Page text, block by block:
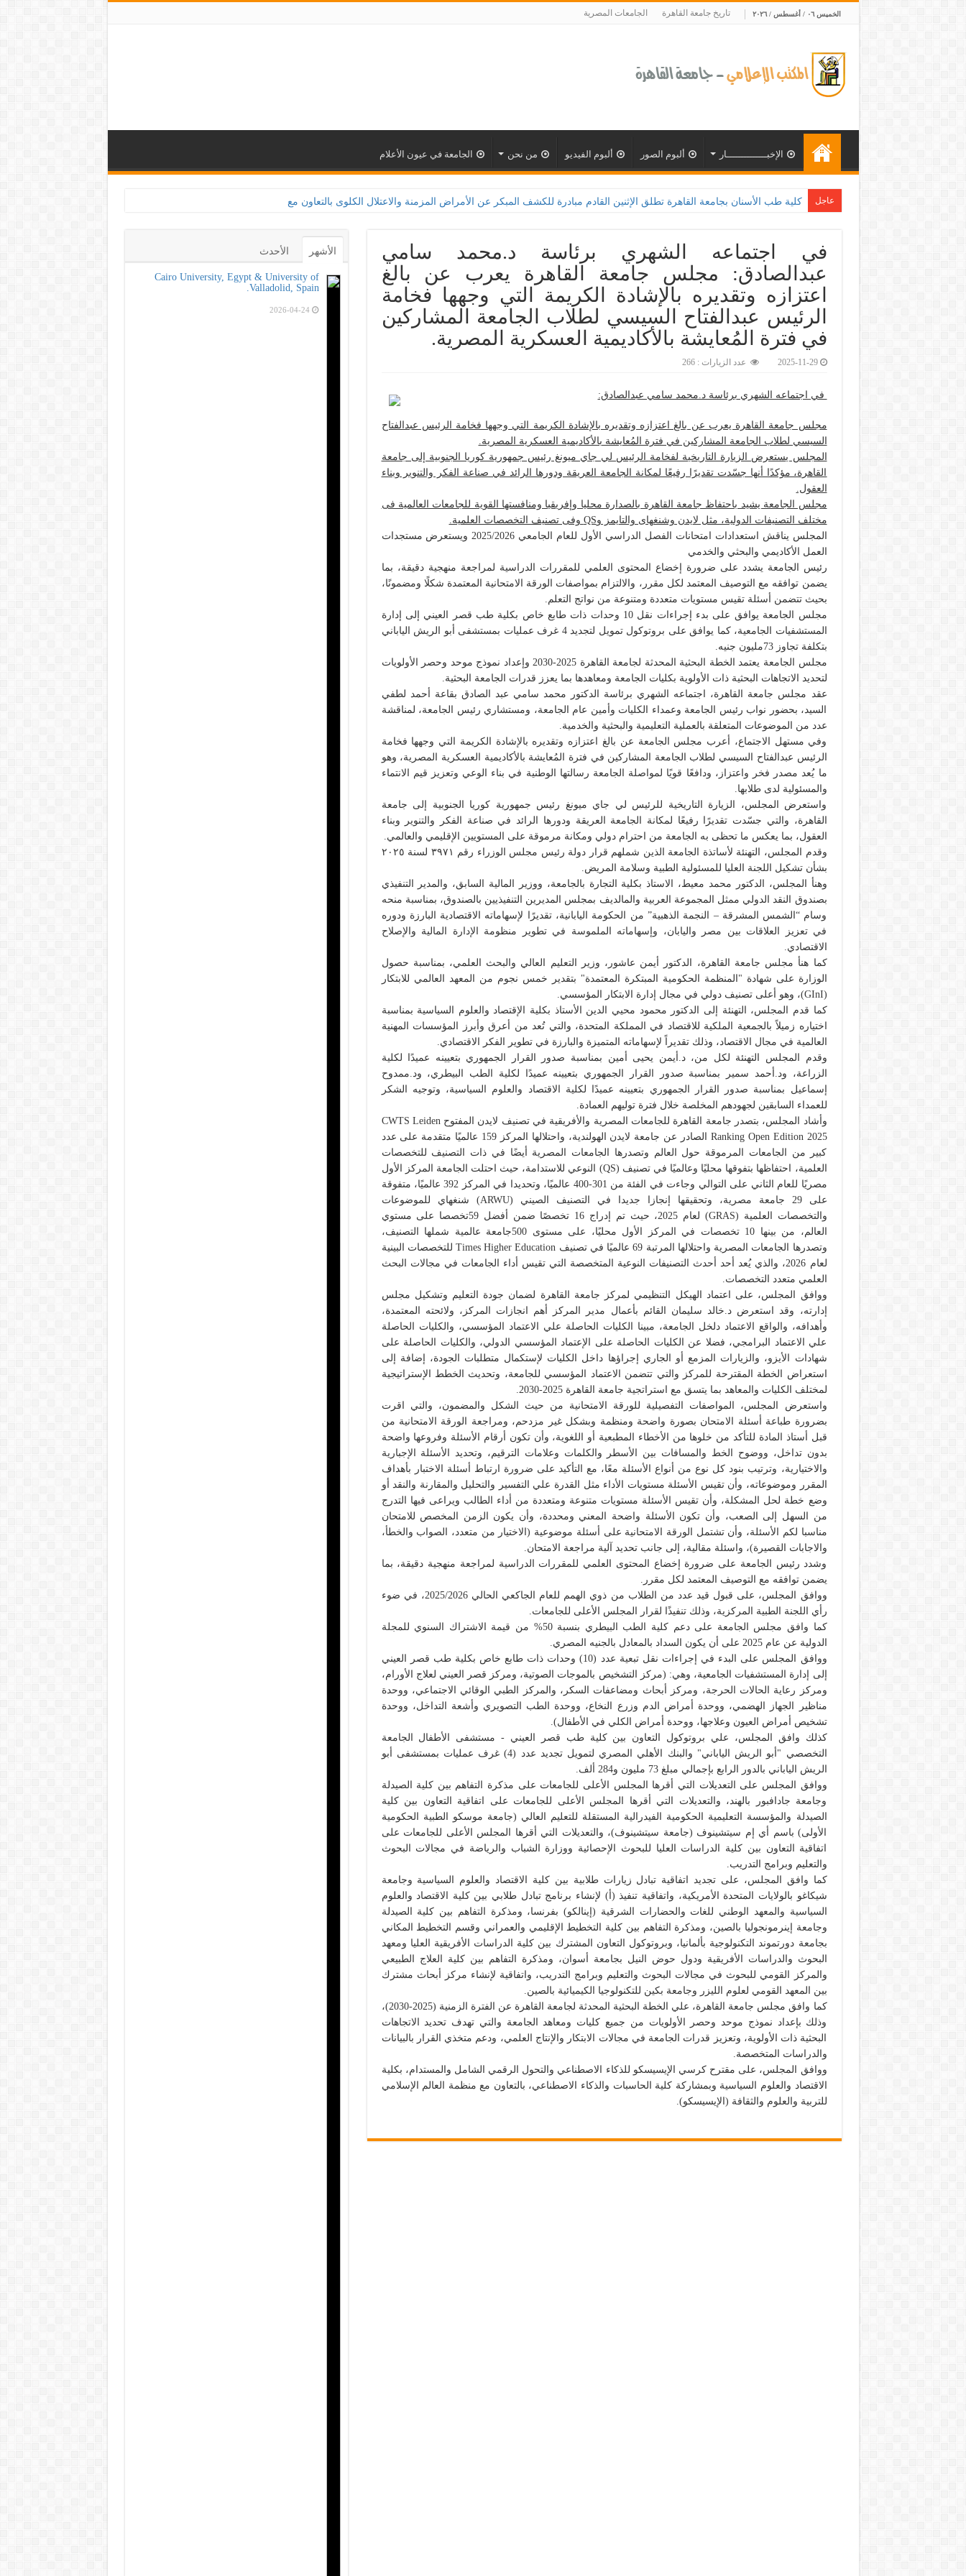
الخميس ٠٦ / أغسطس / ٢٠٢٦ تاريخ جامعة القاهرة الجامعات المصرية
الإخبــــــــــــــار ألبوم الصور ألبوم الفيديو من نحن الجامعة في عيون الأعلام
عاجل جامع
في اجتماعه الشهري برئاسة د.محمد سامي
عبدالصادق: مجلس جامعة القاهرة يعرب عن بالغ
اعتزازه وتقديره بالإشادة الكريمة التي وجهها فخامة
الرئيس عبدالفتاح السيسي لطلاب الجامعة المشاركين
في فترة المُعايشة بالأكاديمية العسكرية المصرية.‎
2025-11-29 عدد الزيارات : 266
في اجتماعه الشهري برئاسة د.محمد سامي عبدالصادق:
مجلس جامعة القاهرة يعرب عن بالغ اعتزازه وتقديره بالإشادة الكريمة التي وجهها فخامة الرئيس عبدالفتاح
السيسي لطلاب الجامعة المشاركين في فترة المُعايشة بالأكاديمية العسكرية المصرية.
المجلس يستعرض الزيارة التاريخية لفخامة الرئيس لي جاي ميونغ رئيس جمهورية كوريا الجنوبية إلى جامعة
القاهرة، مؤكدًا أنها جسّدت تقديرًا رفيعًا لمكانة الجامعة العريقة ودورها الرائد في صناعة الفكر والتنوير وبناء
العقول.
مجلس الجامعة يشيد باحتفاظ جامعة القاهرة بالصدارة محليا وإفريقيا ومنافستها القوية للجامعات العالمية فى
مختلف التصنيفات الدولية، مثل لايدن وشنغهاى والتايمز وQS وفى تصنيف التخصصات العلمية.
المجلس يناقش استعدادات امتحانات الفصل الدراسي الأول للعام الجامعي 2025/2026 ويستعرض مستجدات
العمل الأكاديمي والبحثي والخدمي
رئيس الجامعة يشدد على ضرورة إخضاع المحتوى العلمي للمقررات الدراسية لمراجعة منهجية دقيقة، بما
يضمن توافقه مع التوصيف المعتمد لكل مقرر، والالتزام بمواصفات الورقة الامتحانية المعتمدة شكلًا ومضمونًا،
بحيث تتضمن أسئلة تقيس مستويات متعددة ومتنوعة من نواتج التعلم.
مجلس الجامعة يوافق على بدء إجراءات نقل 10 وحدات ذات طابع خاص بكلية طب قصر العيني إلى إدارة
المستشفيات الجامعية، كما يوافق على بروتوكول تمويل لتجديد 4 غرف عمليات بمستشفى أبو الريش الياباني
بتكلفة تجاوز 73مليون جنيه.
مجلس الجامعة يعتمد الخطة البحثية المحدثة لجامعة القاهرة 2025-2030 وإعداد نموذج موحد وحصر الأولويات
لتحديد الاتجاهات البحثية ذات الأولوية بكليات الجامعة ومعاهدها بما يعزز قدرات الجامعة البحثية.
عقد مجلس جامعة القاهرة، اجتماعه الشهري برئاسة الدكتور محمد سامي عبد الصادق بقاعة أحمد لطفي
السيد، بحضور نواب رئيس الجامعة وعمداء الكليات وأمين عام الجامعة، ومستشاري رئيس الجامعة، لمناقشة
عدد من الموضوعات المتعلقة بالعملية التعليمية والبحثية والخدمية.
وفي مستهل الاجتماع، أعرب مجلس الجامعة عن بالغ اعتزازه وتقديره بالإشادة الكريمة التي وجهها فخامة
الرئيس عبدالفتاح السيسي لطلاب الجامعة المشاركين في فترة المُعايشة بالأكاديمية العسكرية المصرية، وهو
ما يُعد مصدر فخر واعتزاز، ودافعًا قويًا لمواصلة الجامعة رسالتها الوطنية في بناء الوعي وتعزيز قيم الانتماء
والمسئولية لدى طلابها.
واستعرض المجلس، الزيارة التاريخية للرئيس لي جاي ميونغ رئيس جمهورية كوريا الجنوبية إلى جامعة
القاهرة، والتي جسّدت تقديرًا رفيعًا لمكانة الجامعة العريقة ودورها الرائد في صناعة الفكر والتنوير وبناء
العقول، بما يعكس ما تحظى به الجامعة من احترام دولي ومكانة مرموقة على المستويين الإقليمي والعالمي.
وقدم المجلس، التهنئة لأساتذة الجامعة الذين شملهم قرار دولة رئيس مجلس الوزراء رقم ٣٩٧١ لسنة ٢٠٢٥
بشأن تشكيل اللجنة العليا للمسئولية الطبية وسلامة المريض.
وهنأ المجلس، الدكتور محمد معيط، الاستاذ بكلية التجارة بالجامعة، ووزير المالية السابق، والمدير التنفيذي
بصندوق النقد الدولي ممثل المجموعة العربية والمالديف بمجلس المديرين التنفيذيين بالصندوق، بمناسبة منحه
وسام “الشمس المشرقة – النجمة الذهبية” من الحكومة اليابانية، تقديرًا لإسهاماته الاقتصادية البارزة ودوره
في تعزيز العلاقات بين مصر واليابان، وإسهاماته الملموسة في تطوير منظومة الإدارة المالية والإصلاح
الاقتصادي.
كما هنأ مجلس جامعة القاهرة، الدكتور أيمن عاشور، وزير التعليم العالي والبحث العلمي، بمناسبة حصول
الوزارة على شهادة "المنظمة الحكومية المبتكرة المعتمدة" بتقدير خمس نجوم من المعهد العالمي للابتكار
(GInI)، وهو أعلى تصنيف دولي في مجال إدارة الابتكار المؤسسي.
كما قدم المجلس، التهنئة إلى الدكتور محمود محيي الدين الأستاذ بكلية الإقتصاد والعلوم السياسية بمناسبة
اختياره زميلاً بالجمعية الملكية للاقتصاد في المملكة المتحدة، والتي تُعد من أعرق وأبرز المؤسسات المهنية
العالمية في مجال الاقتصاد، وذلك تقديراً لإسهاماته المتميزة والبارزة في تطوير الفكر الاقتصادي.
وقدم المجلس التهنئة لكل من، د.أيمن يحيى أمين بمناسبة صدور القرار الجمهوري بتعيينه عميدًا لكلية
الزراعة، ود.أحمد سمير بمناسبة صدور القرار الجمهوري بتعيينه عميدًا لكلية الطب البيطري، ود.ممدوح
إسماعيل بمناسبة صدور القرار الجمهوري بتعيينه عميدًا لكلية الاقتصاد والعلوم السياسية، وتوجيه الشكر
للعمداء السابقين لجهودهم المخلصة خلال فترة توليهم العمادة.
وأشاد المجلس، بتصدر جامعة القاهرة للجامعات المصرية والأفريقية في تصنيف لايدن المفتوح CWTS Leiden
Ranking Open Edition 2025 الصادر عن جامعة لايدن الهولندية، واحتلالها المركز 159 عالميًا متقدمة على عدد
كبير من الجامعات المرموقة حول العالم وتصدرها الجامعات المصرية أيضًا في ذات التصنيف للتخصصات
العلمية، احتفاظها بتفوقها محليًا وعالميًا في تصنيف (QS) النوعي للاستدامة، حيث احتلت الجامعة المركز الأول
مصريًا للعام الثاني على التوالي وجاءت في الفئة من 301-400 عالميًا، وتحديدا في المركز 392 عالميًا، متفوقة
على 29 جامعة مصرية، وتحقيقها إنجازا جديدا في التصنيف الصيني (ARWU) شنغهاي للموضوعات
والتخصصات العلمية (GRAS) لعام 2025، حيث تم إدراج 16 تخصصًا ضمن أفضل 59تخصصا على مستوي
العالم، من بينها 10 تخصصات في المركز الأول محليًا، على مستوى 500جامعة عالمية شملها التصنيف،
وتصدرها الجامعات المصرية واحتلالها المرتبة 69 عالميًا في تصنيف Times Higher Education للتخصصات البينية
لعام 2026، والذي يُعد أحد أحدث التصنيفات النوعية المتخصصة التي تقيس أداء الجامعات في مجالات البحث
العلمي متعدد التخصصات.
ووافق المجلس، على اعتماد الهيكل التنظيمي لمركز جامعة القاهرة لضمان جودة التعليم وتشكيل مجلس
إدارته، وقد استعرض د.خالد سليمان القائم بأعمال مدير المركز أهم انجازات المركز، ولائحته المعتمدة،
وأهدافه، والواقع الاعتماد دلخل الجامعة، مبينا الكليات الحاصلة علي الاعتماد المؤسسي، والكليات الحاصلة
علي الاعتماد البرامجي، فضلا عن الكليات الحاصلة على الإعتماد المؤسسي الدولي، والكليات الحاصلة على
شهادات الأيزو، والزيارات المزمع أو الجاري إجراؤها داخل الكليات لإستكمال متطلبات الجودة، إضافة إلى
استعراض الخطة المقترحة للمركز والتي تتضمن الاعتماد المؤسسي للجامعة، وتحديث الخطط الإستراتيجية
لمختلف الكليات والمعاهد بما يتسق مع استراتجية جامعة القاهرة 2025-2030.
واستعرض المجلس، المواصفات التفصيلية للورقة الامتحانية من حيث الشكل والمضمون، والتي اقرت
بضرورة طباعة أسئلة الامتحان بصورة واضحة ومنظمة وبشكل غير مزدحم، ومراجعة الورقة الامتحانية من
قبل أستاذ المادة للتأكد من خلوها من الأخطاء المطبعية أو اللغوية، وأن تكون أرقام الأسئلة وفروعها واضحة
بدون تداخل، ووضوح الخط والمسافات بين الأسطر والكلمات وعلامات الترقيم، وتحديد الأسئلة الإجبارية
والاختيارية، وترتيب بنود كل نوع من أنواع الأسئلة معًا، مع التأكيد على ضرورة ارتباط أسئلة الاختبار بأهداف
المقرر وموضوعاته، وأن تقيس الأسئلة مستويات الأداء مثل القدرة علي التفسير والتحليل والمقارنة والنقد أو
وضع خطة لحل المشكلة، وأن تقيس الأسئلة مستويات متنوعة ومتعددة من أداء الطالب ويراعى فيها التدرج
من السهل إلى الصعب، وأن تكون الأسئلة واضحة المعني ومحددة، وأن يكون الزمن المخصص للامتحان
مناسبا لكم الأسئلة، وأن تشتمل الورقة الامتحانية على أسئلة موضوعية (الاختيار من متعدد، الصواب والخطأ،
والاجابات القصيرة)، واسئلة مقالية، إلى جانب تحديد آلية مراجعة الامتحان.
وشدد رئيس الجامعة على ضرورة إخضاع المحتوى العلمي للمقررات الدراسية لمراجعة منهجية دقيقة، بما
يضمن توافقه مع التوصيف المعتمد لكل مقرر.
ووافق المجلس، على قبول قيد عدد من الطلاب من ذوي الهمم للعام الجاكعي الحالي 2025/2026، في ضوء
رأي اللجنة الطبية المركزية، وذلك تنفيذًا لقرار المجلس الأعلى للجامعات.
كما وافق مجلس الجامعة على دعم كلية الطب البيطري بنسبة 50% من قيمة الاشتراك السنوي للمجلة
الدولية عن عام 2025 على أن يكون السداد بالمعادل بالجنيه المصري.
ووافق المجلس على البدء في إجراءات نقل تبعية عدد (10) وحدات ذات طابع خاص بكلية طب قصر العيني
إلى إدارة المستشفيات الجامعية، وهي: (مركز التشخيص بالموجات الصوتية، ومركز قصر العيني لعلاج الأورام،
ومركز رعاية الحالات الحرجة، ومركز أبحاث ومضاعفات السكر، والمركز الطبي الوقائي الاجتماعي، ووحدة
مناظير الجهاز الهضمي، ووحدة أمراض الدم وزرع النخاع، ووحدة الطب التصويري وأشعة التداخل، ووحدة
تشخيص أمراض العيون وعلاجها، ووحدة أمراض الكلي في الأطفال).
كذلك وافق المجلس، علي بروتوكول التعاون بين كلية طب قصر العيني - مستشفى الأطفال الجامعة
التخصصي "أبو الريش الياباني" والبنك الأهلي المصري لتمويل تجديد عدد (4) غرف عمليات بمستشفى أبو
الريش الياباني بالدور الرابع بإجمالي مبلغ 73 مليون و284 ألف.
ووافق المجلس على التعديلات التي أقرها المجلس الأعلى للجامعات على مذكرة التفاهم بين كلية الصيدلة
وجامعة جادافبور بالهند، والتعديلات التي أقرها المجلس الأعلى للجامعات على اتفاقية التعاون بين كلية
الصيدلة والمؤسسة التعليمية الحكومية الفيدرالية المستقلة للتعليم العالي (جامعة موسكو الطبية الحكومية
الأولى) باسم أي إم سيتشينوف (جامعة سيتشينوف)، والتعديلات التي أقرها المجلس الأعلى للجامعات على
اتفاقية التعاون بين كلية الدراسات العليا للبحوث الإحصائية ووزارة الشباب والرياضة في مجالات البحوث
والتعليم وبرامج التدريب.
كما وافق المجلس، على تجديد اتفاقية تبادل زيارات طلابية بين كلية الاقتصاد والعلوم السياسية وجامعة
شيكاغو بالولايات المتحدة الأمريكية، واتفاقية تنفيذ (أ) لإنشاء برنامج تبادل طلابي بين كلية الاقتصاد والعلوم
السياسية والمعهد الوطني للغات والحضارات الشرقية (إينالكو) بفرنسا، ومذكرة التفاهم بين كلية الصيدلة
وجامعة إينرمونجوليا بالصين، ومذكرة التفاهم بين كلية التخطيط الإقليمي والعمراني وقسم التخطيط المكاني
بجامعة دورتموند التكنولوجية بألمانيا، وبروتوكول التعاون المشترك بين كلية الدراسات الأفريقية العليا ومعهد
البحوث والدراسات الأفريقية ودول حوض النيل بجامعة أسوان، ومذكرة التفاهم بين كلية العلاج الطبيعي
والمركز القومي للبحوث في مجالات البحوث والتعليم وبرامج التدريب، واتفاقية لإنشاء مركز أبحاث مشترك
بين المعهد القومي لعلوم الليزر وجامعة بكين للتكنولوجيا الكيميائية بالصين.
كما وافق مجلس جامعة القاهرة، علي الخطة البحثية المحدثة لجامعة القاهرة عن الفترة الزمنية (2025-2030)،
وذلك بإعداد نموذج موحد وحصر الأولويات من جميع كليات ومعاهد الجامعة والتي تهدف تحديد الاتجاهات
البحثية ذات الأولوية، وتعزيز قدرات الجامعة في مجالات الابتكار والإنتاج العلمي، ودعم متخذي القرار بالبيانات
والدراسات المتخصصة.
ووافق المجلس، على مقترح كرسي الإيسيسكو للذكاء الاصطناعي والتحول الرقمي الشامل والمستدام، بكلية
الاقتصاد والعلوم السياسية وبمشاركة كلية الحاسبات والذكاء الاصطناعي، بالتعاون مع منظمة العالم الإسلامي
للتربية والعلوم والثقافة (الإيسيسكو).
الأشهر الأحدث
Cairo University, Egypt & University of
Valladolid, Spain.
2026-04-24